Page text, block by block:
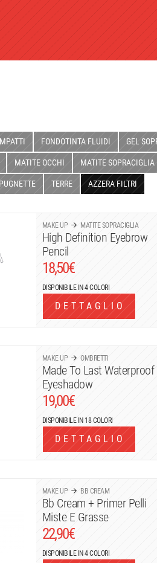
FONDOTINTA FLUIDI GEL
MATITE OCCHI MATITE SOPRACIGLIA
TERRE AZZERA FILTRI
MAKE UP MATITE SOPRACIGLIA
High Definition Eyebrow
Pencil
18,50€
DISPONIBILE IN 4 COLORI
DETTAGLIO
MAKE UP OMBRETTI
Made To Last Waterproof
Eyeshadow
19,00€
DISPONIBILE IN 18 COLORI
DETTAGLIO
MAKE UP BB CREAM
Bb Cream + Primer Pelli
Miste E Grasse
22,90€
DISPONIBILE IN 4 COLORI